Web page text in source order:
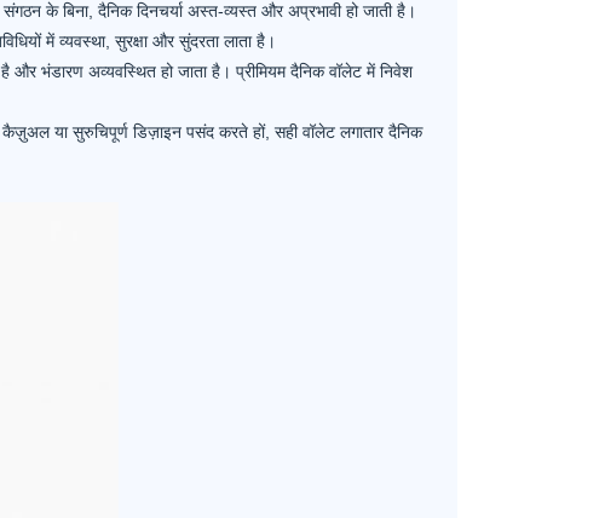
के बिना, दैनिक दिनचर्या अस्त-व्यस्त और अप्रभावी हो जाती है।
में व्यवस्था, सुरक्षा और सुंदरता लाता है।
भंडारण अव्यवस्थित हो जाता है। प्रीमियम दैनिक वॉलेट में निवेश
या सुरुचिपूर्ण डिज़ाइन पसंद करते हों, सही वॉलेट लगातार दैनिक